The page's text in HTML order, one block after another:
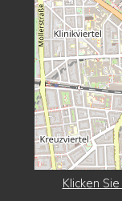
Klicken